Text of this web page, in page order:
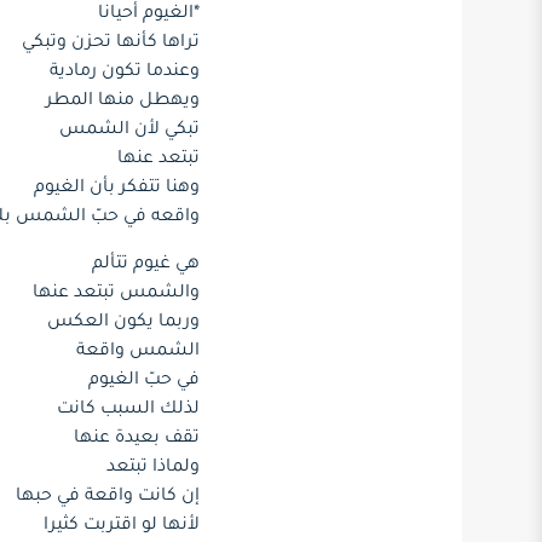
*الغيوم أحيانا
تراها كأنها تحزن وتبكي
وعندما تكون رمادية
ويهطل منها المطر
تبكي لأن الشمس
تبتعد عنها
وهنا تتفكر بأن الغيوم
واقعه في حبّ الشمس
هي غيوم تتألم
والشمس تبتعد عنها
وربما يكون العكس
الشمس واقعة
في حبّ الغيوم
لذلك السبب كانت
تقف بعيدة عنها
ولماذا تبتعد
إن كانت واقعة في حبها
لأنها لو اقتربت كثيرا